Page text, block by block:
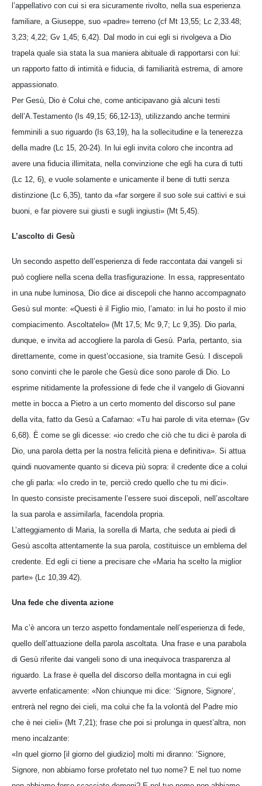
l’appellativo con cui si era sicuramente rivolto, nella sua esperienza
familiare, a Giuseppe, suo «padre» terreno (cf Mt 13,55; Lc 2,33.48;
3,23; 4,22; Gv 1,45; 6,42). Dal modo in cui egli si rivolgeva a Dio
trapela quale sia stata la sua maniera abituale di rapportarsi con lui:
un rapporto fatto di intimità e fiducia, di familiarità estrema, di amore
appassionato.
Per Gesù, Dio è Colui che, come anticipavano già alcuni testi
dell’A.Testamento (Is 49,15; 66,12-13), utilizzando anche termini
femminili a suo riguardo (Is 63,19), ha la sollecitudine e la tenerezza
della madre (Lc 15, 20-24). In lui egli invita coloro che incontra ad
avere una fiducia illimitata, nella convinzione che egli ha cura di tutti
(Lc 12, 6), e vuole solamente e unicamente il bene di tutti senza
distinzione (Lc 6,35), tanto da «far sorgere il suo sole sui cattivi e sui
buoni, e far piovere sui giusti e sugli ingiusti» (Mt 5,45).
L’ascolto di Gesù
Un secondo aspetto dell’esperienza di fede raccontata dai vangeli si
può cogliere nella scena della trasfigurazione. In essa, rappresentato
in una nube luminosa, Dio dice ai discepoli che hanno accompagnato
Gesù sul monte: «Questi è il Figlio mio, l’amato: in lui ho posto il mio
compiacimento. Ascoltatelo» (Mt 17,5; Mc 9,7; Lc 9,35). Dio parla,
dunque, e invita ad accogliere la parola di Gesù. Parla, pertanto, sia
direttamente, come in quest’occasione, sia tramite Gesù. I discepoli
sono convinti che le parole che Gesù dice sono parole di Dio. Lo
esprime nitidamente la professione di fede che il vangelo di Giovanni
mette in bocca a Pietro a un certo momento del discorso sul pane
della vita, fatto da Gesù a Cafarnao: «Tu hai parole di vita eterna» (Gv
6,68). È come se gli dicesse: «io credo che ciò che tu dici è parola di
Dio, una parola detta per la nostra felicità piena e definitiva». Si attua
quindi nuovamente quanto si diceva più sopra: il credente dice a colui
che gli parla: «Io credo in te, perciò credo quello che tu mi dici».
In questo consiste precisamente l’essere suoi discepoli, nell’ascoltare
la sua parola e assimilarla, facendola propria.
L’atteggiamento di Maria, la sorella di Marta, che seduta ai piedi di
Gesù ascolta attentamente la sua parola, costituisce un emblema del
credente. Ed egli ci tiene a precisare che «Maria ha scelto la miglior
parte» (Lc 10,39.42).
Una fede che diventa azione
Ma c’è ancora un terzo aspetto fondamentale nell’esperienza di fede,
quello dell’attuazione della parola ascoltata. Una frase e una parabola
di Gesù riferite dai vangeli sono di una inequivoca trasparenza al
riguardo. La frase è quella del discorso della montagna in cui egli
avverte enfaticamente: «Non chiunque mi dice: ‘Signore, Signore’,
entrerà nel regno dei cieli, ma colui che fa la volontà del Padre mio
che è nei cieli» (Mt 7,21); frase che poi si prolunga in quest’altra, non
meno incalzante:
«In quel giorno [il giorno del giudizio] molti mi diranno: ‘Signore,
Signore, non abbiamo forse profetato nel tuo nome? E nel tuo nome